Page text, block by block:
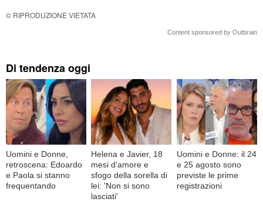
© RIPRODUZIONE VIETATA
Content sponsored by Outbrain
Di tendenza oggi
Uomini e Donne,
retroscena: Edoardo
e Paola si stanno
frequentando
Helena e Javier, 18
mesi d'amore e
sfogo della sorella di
lei: 'Non si sono
lasciati'
Uomini e Donne: il 24
e 25 agosto sono
previste le prime
registrazioni